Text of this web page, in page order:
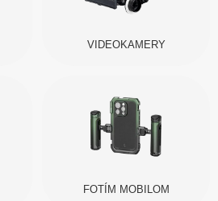
VIDEOKAMERY
FOTÍM MOBILOM